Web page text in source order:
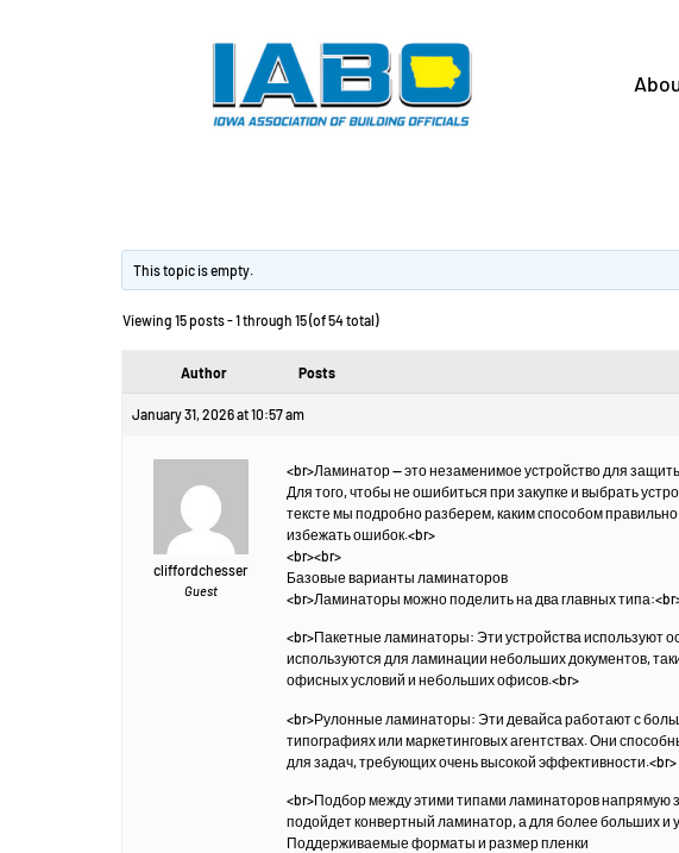
This topic is empty.
Viewing 15 posts - 1 through 15 (of 54 total)
Author Posts
January 31, 2026 at 10:57 am
cliffordchesser
Guest
<br>Ламинатор — это незаменимое устройство для
Для того, чтобы не ошибиться при закупке и выбрать
тексте мы подробно разберем, каким способом
избежать ошибок.<br>
<br><br>
Базовые варианты ламинаторов
<br>Ламинаторы можно поделить на два главных
<br>Пакетные ламинаторы: Эти устройства используют
используются для ламинации небольших документов,
офисных условий и небольших офисов.<br>
<br>Рулонные ламинаторы: Эти девайса работают с
типографиях или маркетинговых агентствах. Они
для задач, требующих очень высокой эффективности.<br>
<br>Подбор между этими типами ламинаторов напрямую
подойдет конвертный ламинатор, а для более больших и
Поддерживаемые форматы и размер пленки